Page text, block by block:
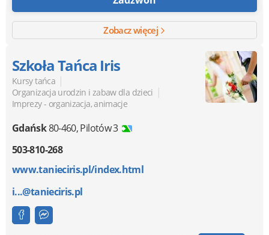
nie stresowaliśmy - polecamy :)
Zobacz więcej
Szkoła Tańca Iris
Kursy tańca |
Organizacja urodzin i zabaw dla dzieci |
Imprezy - organizacja, animacje
Gdańsk80-460,Pilotów 3
503-810-268
www.tanieciris.pl/index.html
i...@tanieciris.pl